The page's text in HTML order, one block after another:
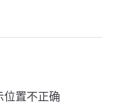
位置不正确